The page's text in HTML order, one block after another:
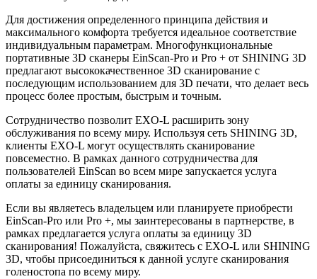
Для достижения определенного принципа действия и
максимального комфорта требуется идеальное соответствие
индивидуальным параметрам. Многофункциональные
портативные 3D сканеры EinScan-Pro и Pro + от SHINING 3D
предлагают высококачественное 3D сканирование с
последующим использованием для 3D печати, что делает весь
процесс более простым, быстрым и точным.
Сотрудничество позволит EXO-L расширить зону
обслуживания по всему миру. Используя сеть SHINING 3D,
клиенты EXO-L могут осуществлять сканирование
повсеместно. В рамках данного сотрудничества для
пользователей EinScan во всем мире запускается услуга
оплаты за единицу сканирования.
Если вы являетесь владельцем или планируете приобрести
EinScan-Pro или Pro +, мы заинтересованы в партнерстве, в
рамках предлагается услуга оплаты за единицу 3D
сканирования! Пожалуйста, свяжитесь с EXO-L или SHINING
3D, чтобы присоединиться к данной услуге сканирования
голеностопа по всему миру.